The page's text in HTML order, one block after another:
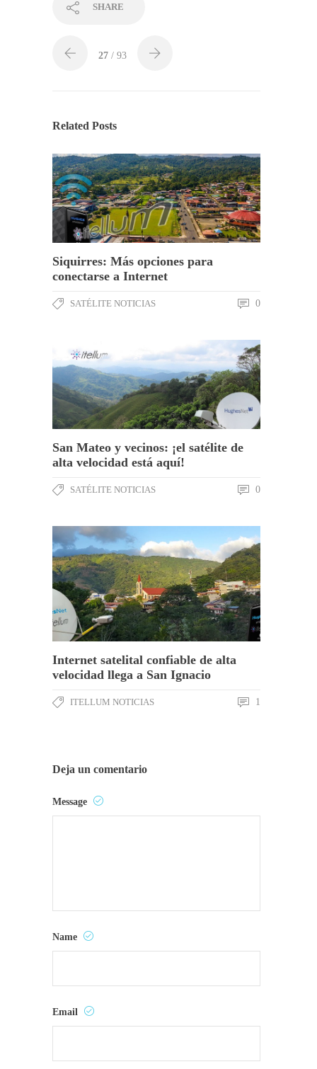
SHARE
27 / 93
Related Posts
Siquirres: Más opciones para
conectarse a Internet
SATÉLITE NOTICIAS 0
San Mateo y vecinos: ¡el satélite de
alta velocidad está aquí!
SATÉLITE NOTICIAS 0
Internet satelital confiable de alta
velocidad llega a San Ignacio
ITELLUM NOTICIAS 1
Deja un comentario
Message
Name
Email